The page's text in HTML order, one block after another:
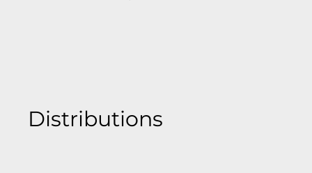
Distributions